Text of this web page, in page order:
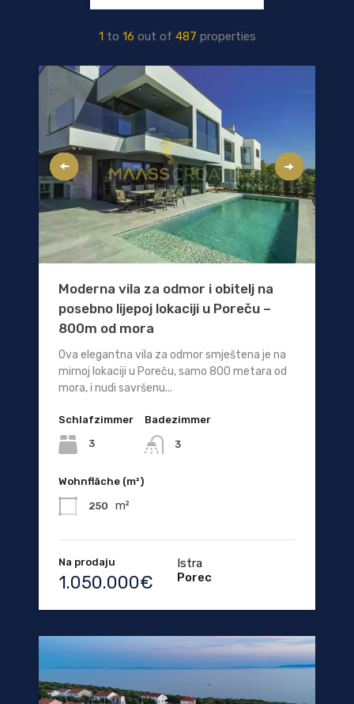
1 to 16 out of 487 properties
Moderna vila za odmor i obitelj na
posebno lijepoj lokaciji u Poreču –
800m od mora
Ova elegantna vila za odmor smještena je na
mirnoj lokaciji u Poreču, samo 800 metara od
mora, i nudi savršenu...
Schlafzimmer
3
Badezimmer
3
Wohnfläche (m²)
250 m²
Na prodaju
1.050.000€
Istra
Porec